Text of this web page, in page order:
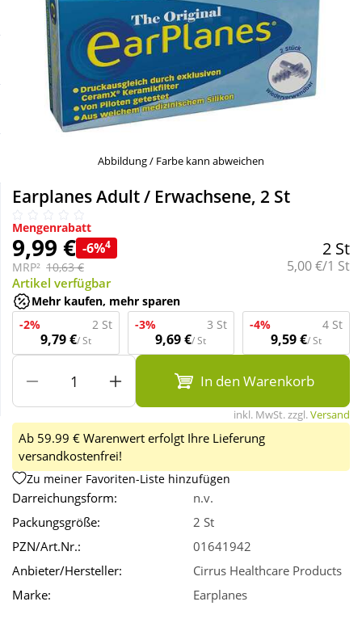
Schnäppchen
Sparsets
Täglich gut versorgt
Körperpflege & Kosmetik
Liebe & Erotik
Mutter & Kind
Nahrungsergänzung
Natur & Homöopathie
Sanitätshaus
Sport & Fitness
Tierbedarf
Wellness
Abbildung / Farbe kann abweichen
Earplanes Adult / Erwachsene, 2 St
Mengenrabatt
9,99 € -6%4
MRP² 10,63 €
2 St
Grundpreis:
5,00 €/1 St
Artikel verfügbar
Mehr kaufen, mehr sparen
-2%
2 St
9,79 €/ St
-3% 3 St
9,69 €/ St
-4% 4 St
9,59 €/ St
In den Warenkorb
inkl. MwSt. zzgl.Versand
Ab 59.99 € Warenwert erfolgt Ihre Lieferung
versandkostenfrei!
Zu meiner Favoriten-Liste hinzufügen
Darreichungsform:
n.v.
Packungsgröße:
2 St
PZN/Art.Nr.:
01641942
Anbieter/Hersteller:
Cirrus Healthcare Products
Marke:
Earplanes